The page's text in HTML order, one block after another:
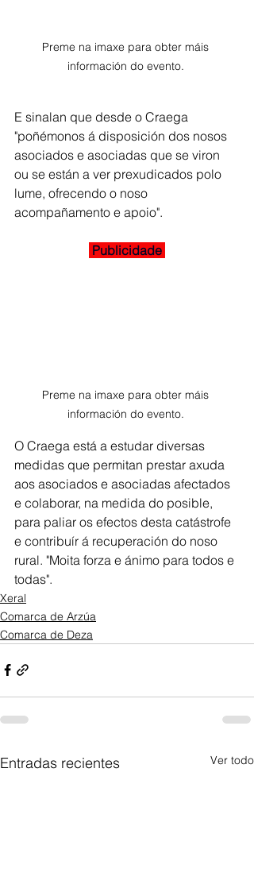
Preme na imaxe para obter máis
información do evento.
E sinalan que desde o Craega
"poñémonos á disposición dos nosos
asociados e asociadas que se viron
ou se están a ver prexudicados polo
lume, ofrecendo o noso
acompañamento e apoio".
Publicidade
Preme na imaxe para obter máis
información do evento.
O Craega está a estudar diversas
medidas que permitan prestar axuda
aos asociados e asociadas afectados
e colaborar, na medida do posible,
para paliar os efectos desta catástrofe
e contribuír á recuperación do noso
rural. "Moita forza e ánimo para todos e
todas".
Xeral
Comarca de Arzúa
Comarca de Deza
Entradas recientes Ver todo